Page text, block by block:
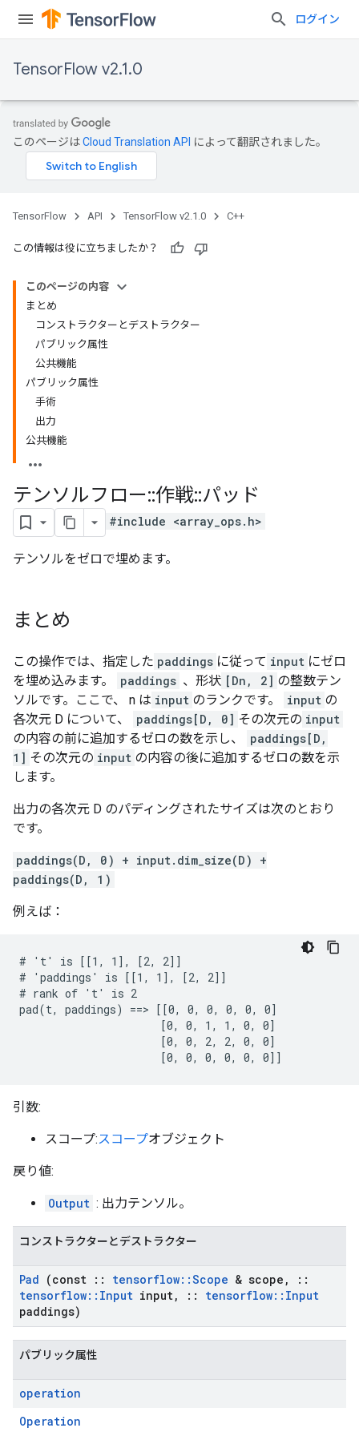
ログイン
TensorFlow v2.1.0
このページはCloud Translation API によって翻訳されました。
TensorFlow API TensorFlow v2.1.0 C++
この情報は役に立ちましたか？
このページの内容
まとめ
コンストラクターとデストラクター
パブリック属性
公共機能
パブリック属性
手術
出力
公共機能
テンソルフロー::作戦::パッド
#include <array_ops.h>
テンソルをゼロで埋めます。
まとめ
この操作では、指定した paddings に従って input にゼロ
を埋め込みます。
paddings 、形状 [Dn, 2] の整数テン
ソルです。ここで、 n は input のランクです。 input の
各次元 D について、
paddings[D, 0] その次元の input
の内容の前に追加するゼロの数を示し、
paddings[D,
1] その次元の input の内容の後に追加するゼロの数を示
します。
出力の各次元 D のパディングされたサイズは次のとおり
です。
paddings(D, 0) + input.dim_size(D) +
paddings(D, 1)
例えば：
# 't' is [[1, 1], [2, 2]]
# 'paddings' is [[1, 1], [2, 2]]
# rank of 't' is 2
pad(t, paddings) ==> [[0, 0, 0, 0, 0, 0]
                      [0, 0, 1, 1, 0, 0]
                      [0, 0, 2, 2, 0, 0]
                      [0, 0, 0, 0, 0, 0]]
引数:
スコープ:スコープオブジェクト
戻り値:
Output : 出力テンソル。
コンストラクターとデストラクター
Pad (const :: tensorflow::Scope & scope ,
::
tensorflow:: Input input, :: tensorflow:: Input
paddings)
パブリック属性
operation
Operation